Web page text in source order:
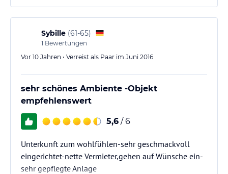
Sybille (61-65)
1 Bewertungen
Vor 10 Jahren • Verreist als Paar im Juni 2016
sehr schönes Ambiente -Objekt
empfehlenswert
5,6 / 6
Unterkunft zum wohlfühlen-sehr geschmackvoll
eingerichtet-nette Vermieter,gehen auf Wünsche ein-
sehr gepflegte Anlage